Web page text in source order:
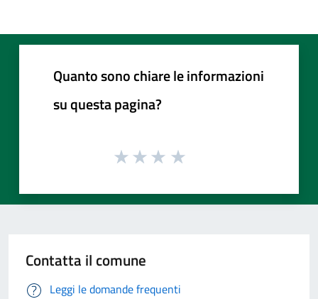
Quanto sono chiare le informazioni
su questa pagina?
Contatta il comune
Leggi le domande frequenti